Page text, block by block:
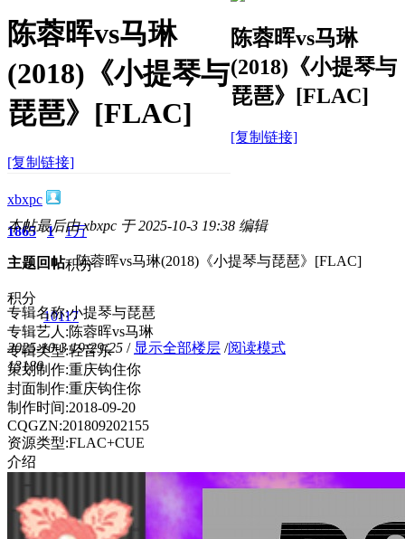
陈蓉晖vs马琳
(2018)《小提琴与
琵琶》[FLAC]
[复制链接]
陈蓉晖vs马琳
(2018)《小提琴与
琵琶》[FLAC]
[复制链接]
xbxpc
1865
主题
1
回帖
1万
积分
积分
10117
2025-10-3 19:29:25 / 显示全部楼层 /阅读模式
13180
本帖最后由 xbxpc 于 2025-10-3 19:38 编辑
陈蓉晖vs马琳(2018)《小提琴与琵琶》[FLAC]
专辑名称:小提琴与琵琶
专辑艺人:陈蓉晖vs马琳
专辑类型:轻音乐
策划制作:重庆钩住你
封面制作:重庆钩住你
制作时间:2018-09-20
CQGZN:201809202155
资源类型:FLAC+CUE
介绍